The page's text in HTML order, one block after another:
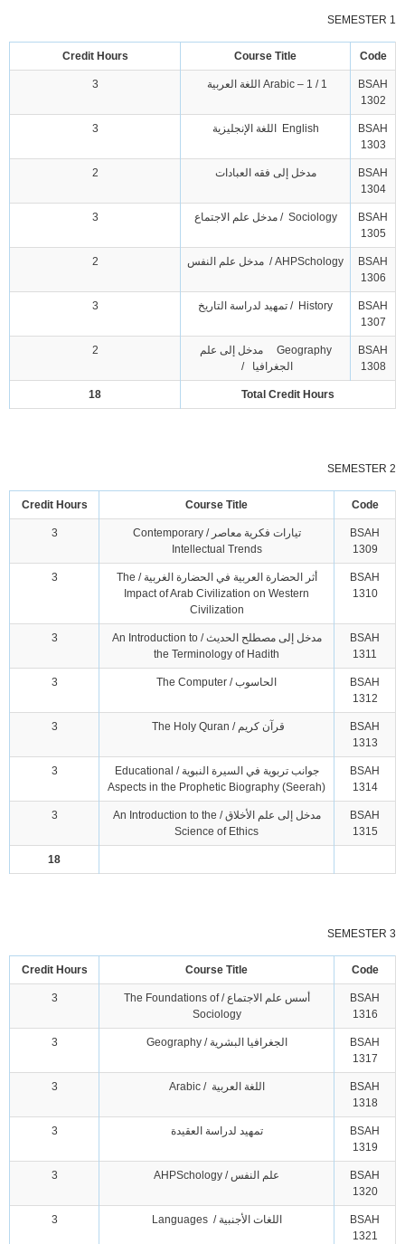
SEMESTER 1
Code
Course Title
Credit Hours
BSAH
1302
Arabic – 1 / 1 اللغة العربية 3
BSAH
1303
English اللغة الإنجليزية 3
BSAH
1304
مدخل إلى فقه العبادات 2
BSAH
1305
Sociology / مدخل علم الاجتماع 3
BSAH
1306
AHPSchology / مدخل علم النفس 2
BSAH
1307
History / تمهيد لدراسة التاريخ 3
BSAH
1308
Geography مدخل إلى علم
الجغرافيا /
2
Total Credit Hours
18
SEMESTER 2
Code
Course Title
Credit Hours
BSAH
1309
تيارات فكرية معاصر / Contemporary
Intellectual Trends
3
BSAH
1310
أثر الحضارة العربية في الحضارة الغربية / The
Impact of Arab Civilization on Western
Civilization
3
BSAH
1311
مدخل إلى مصطلح الحديث / An Introduction to
the Terminology of Hadith
3
BSAH
1312
الحاسوب / The Computer 3
BSAH
1313
قرآن كريم / The Holy Quran 3
BSAH
1314
جوانب تربوية في السيرة النبوية / Educational
Aspects in the Prophetic Biography (Seerah)
3
BSAH
1315
مدخل إلى علم الأخلاق / An Introduction to the
Science of Ethics
3
18
SEMESTER 3
Code
Course Title
Credit Hours
BSAH
1316
أسس علم الاجتماع / The Foundations of
Sociology
3
BSAH
1317
الجغرافيا البشرية / Geography 3
BSAH
1318
اللغة العربية / Arabic 3
BSAH
1319
تمهيد لدراسة العقيدة 3
BSAH
1320
علم النفس / AHPSchology 3
BSAH
1321
اللغات الأجنبية / Languages 3